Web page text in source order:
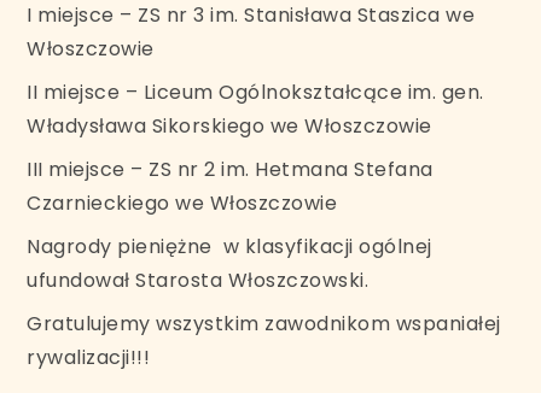
I miejsce – ZS nr 3 im. Stanisława Staszica we
Włoszczowie
II miejsce – Liceum Ogólnokształcące im. gen.
Władysława Sikorskiego we Włoszczowie
III miejsce – ZS nr 2 im. Hetmana Stefana
Czarnieckiego we Włoszczowie
Nagrody pieniężne w klasyfikacji ogólnej
ufundował Starosta Włoszczowski.
Gratulujemy wszystkim zawodnikom wspaniałej
rywalizacji!!!